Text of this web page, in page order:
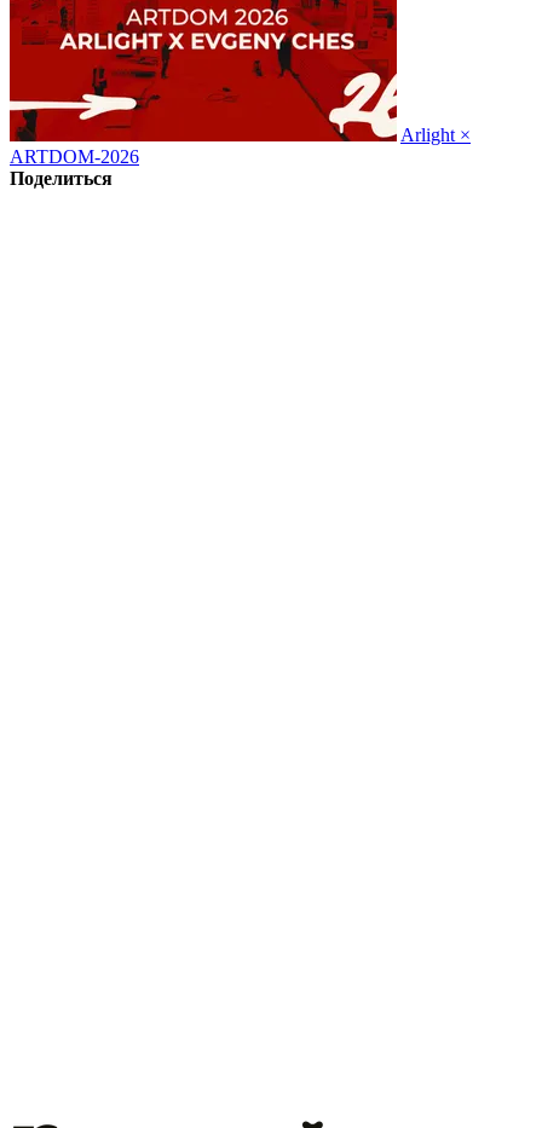
Arlight ×
ARTDOM-2026
Поделиться